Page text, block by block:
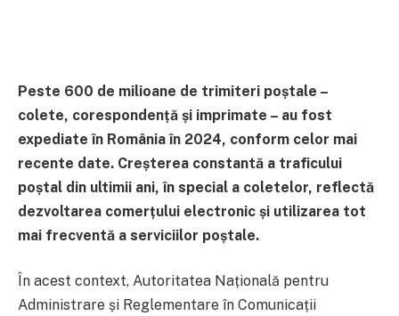
Peste 600 de milioane de trimiteri poștale –
colete, corespondență și imprimate – au fost
expediate în România în 2024, conform celor mai
recente date. Creșterea constantă a traficului
poștal din ultimii ani, în special a coletelor, reflectă
dezvoltarea comerțului electronic și utilizarea tot
mai frecventă a serviciilor poștale.
În acest context, Autoritatea Națională pentru
Administrare și Reglementare în Comunicații